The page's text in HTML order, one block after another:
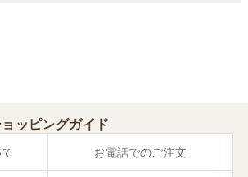
ッピングガイド
お電話でのご注文